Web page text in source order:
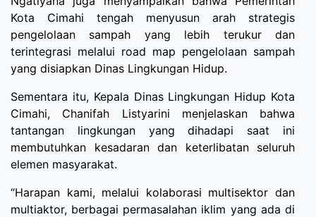
Kota Cimahi tengah menyusun arah strategis
pengelolaan sampah yang lebih terukur dan
terintegrasi melalui road map pengelolaan sampah
yang disiapkan Dinas Lingkungan Hidup.
Sementara itu, Kepala Dinas Lingkungan Hidup Kota
Cimahi, Chanifah Listyarini menjelaskan bahwa
tantangan lingkungan yang dihadapi saat ini
membutuhkan kesadaran dan keterlibatan seluruh
elemen masyarakat.
“Harapan kami, melalui kolaborasi multisektor dan
multiaktor, berbagai permasalahan iklim yang ada di